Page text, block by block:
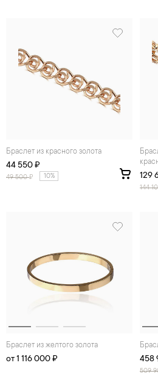
Браслет из красного золота
44 550 ₽
49 500₽ 10%
Браслет, плетение «Бисмарк» из
129
144
Браслет из желтого золота
от 1 116 000 ₽ 458
509